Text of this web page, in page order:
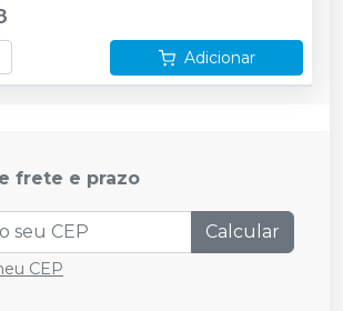
Adicionar
frete e prazo
Calcular
CEP